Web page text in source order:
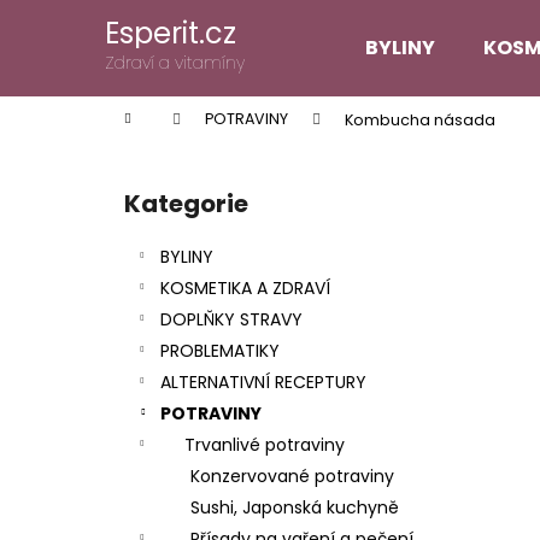
Esperit.cz
Zdraví a vitamíny
BYLINY
Domů POTRAVINY Kombucha násada
Přeskočit
kategorie
Kategorie
BYLINY
KOSMETIKA A ZDRAVÍ
DOPLŇKY STRAVY
PROBLEMATIKY
ALTERNATIVNÍ RECEPTURY
POTRAVINY
Trvanlivé potraviny
Konzervované potraviny
Sushi, Japonská kuchyně
í
Zpět
do
Zpět
do